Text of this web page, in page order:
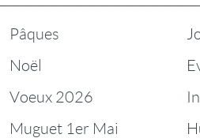
Pâques
Noël
Voeux 2026
Muguet 1er Mai